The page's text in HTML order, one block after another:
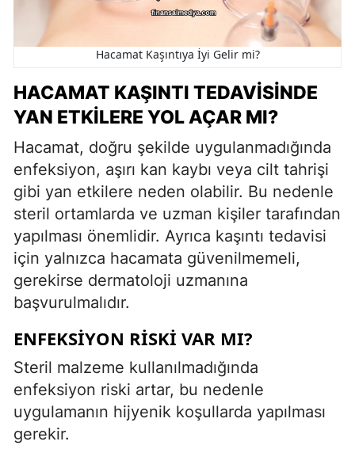
Hacamat Kaşıntıya İyi Gelir mi?
HACAMAT KAŞINTI TEDAVISINDE
YAN ETKILERE YOL AÇAR MI?
Hacamat, doğru şekilde uygulanmadığında
enfeksiyon, aşırı kan kaybı veya cilt tahrişi
gibi yan etkilere neden olabilir. Bu nedenle
steril ortamlarda ve uzman kişiler tarafından
yapılması önemlidir. Ayrıca kaşıntı tedavisi
için yalnızca hacamata güvenilmemeli,
gerekirse dermatoloji uzmanına
başvurulmalıdır.
ENFEKSIYON RISKI VAR MI?
Steril malzeme kullanılmadığında
enfeksiyon riski artar, bu nedenle
uygulamanın hijyenik koşullarda yapılması
gerekir.